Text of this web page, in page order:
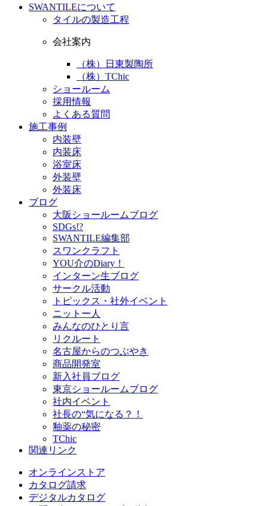
SWANTILEについて
タイルの製造工程
会社案内
（株）日東製陶所
（株）TChic
ショールーム
採用情報
よくある質問
施工事例
内装壁
内装床
浴室床
外装壁
外装床
ブログ
大阪ショールームブログ
SDGs!?
SWANTILE編集部
スワンクラフト
YOU介のDiary！
インターン生ブログ
サークル活動
トピックス・社外イベント
ニットー人
みんなのひとり言
リクルート
名古屋からのつぶやき
商品開発室
新入社員ブログ
東京ショールームブログ
社内イベント
社長の“気になる？！
釉薬の秘密
TChic
関連リンク
オンラインストア
カタログ請求
デジタルカタログ